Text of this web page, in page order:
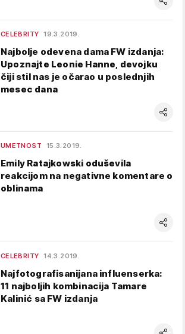
CELEBRITY 19.3.2019.
Najbolje odevena dama FW izdanja:
Upoznajte Leonie Hanne, devojku
čiji stil nas je očarao u poslednjih
mesec dana
UMETNOST 15.3.2019.
Emily Ratajkowski oduševila
reakcijom na negativne komentare o
oblinama
CELEBRITY 14.3.2019.
Najfotografisanijana influenserka:
11 najboljih kombinacija Tamare
Kalinić sa FW izdanja